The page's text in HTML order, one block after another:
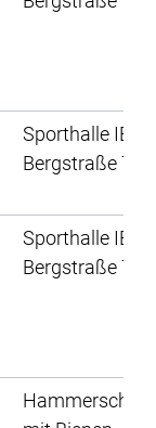
Sporthalle IBG,
Bergstraße 78
Sporthalle IBG,
Bergstraße 78